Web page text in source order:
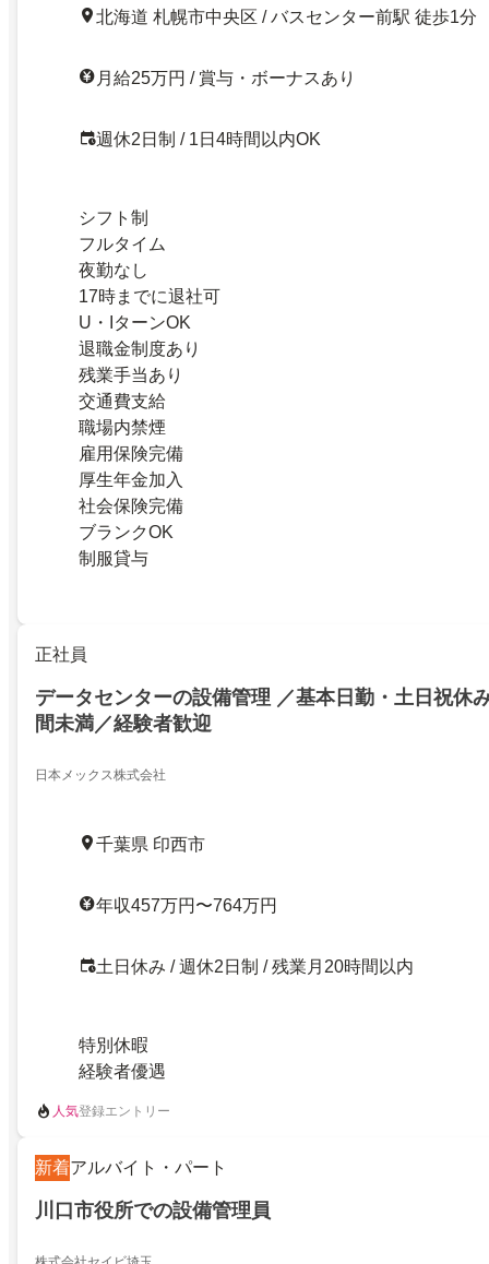
北海道 札幌市中央区 / バスセンター前駅 徒歩1分
月給25万円 / 賞与・ボーナスあり
週休2日制 / 1日4時間以内OK
シフト制
フルタイム
夜勤なし
17時までに退社可
U・IターンOK
退職金制度あり
残業手当あり
交通費支給
職場内禁煙
雇用保険完備
厚生年金加入
社会保険完備
ブランクOK
制服貸与
正社員
データセンターの設備管理 ／基本日勤・土日祝休
間未満／経験者歓迎
日本メックス株式会社
千葉県 印西市
年収457万円〜764万円
土日休み / 週休2日制 / 残業月20時間以内
特別休暇
経験者優遇
人気登録エントリー
新着アルバイト・パート
川口市役所での設備管理員